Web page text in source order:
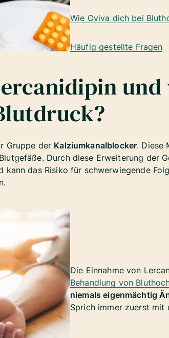
Wie Oviva dich bei
Häufig gestellte Fragen
Gruppe der Kalziumkanalblocker. Diese
Durch diese Erweiterung der
kann das Risiko für schwerwiegende
Die Einnahme von
Behandlung von
niemals eigenmächtig
Sprich immer zuerst mit